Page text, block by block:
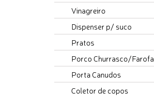
Vinagreiro
Dispenser p/ suco
Pratos
Porco Churrasco/Farofa
Porta Canudos
Coletor de copos